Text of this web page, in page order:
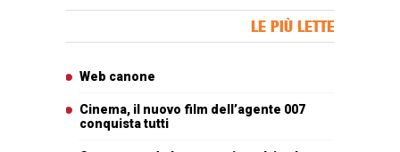
LE PIÙ LETTE
Web canone
Cinema, il nuovo film dell’agente 007
conquista tutti